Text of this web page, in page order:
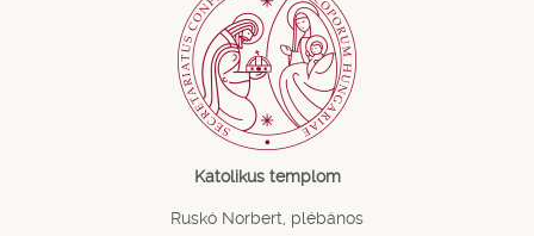
Katolikus templom
Ruskó Norbert, plébános